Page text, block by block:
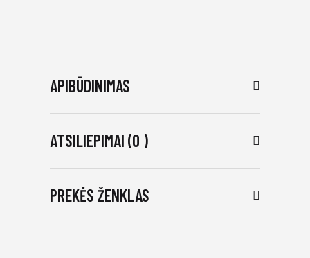
APIBŪDINIMAS
ATSILIEPIMAI (0 )
PREKĖS ŽENKLAS